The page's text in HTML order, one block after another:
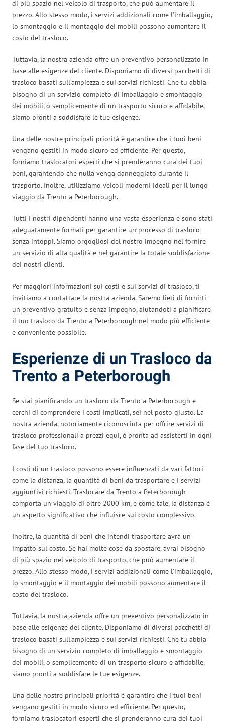
di più spazio nel veicolo di trasporto, che può aumentare il
prezzo. Allo stesso modo, i servizi addizionali come l’imballaggio,
lo smontaggio e il montaggio dei mobili possono aumentare il
costo del trasloco.
Tuttavia, la nostra azienda offre un preventivo personalizzato in
base alle esigenze del cliente. Disponiamo di diversi pacchetti di
trasloco basati sull’ampiezza e sui servizi richiesti. Che tu abbia
bisogno di un servizio completo di imballaggio e smontaggio
dei mobili, o semplicemente di un trasporto sicuro e affidabile,
siamo pronti a soddisfare le tue esigenze.
Una delle nostre principali priorità è garantire che i tuoi beni
vengano gestiti in modo sicuro ed efficiente. Per questo,
forniamo traslocatori esperti che si prenderanno cura dei tuoi
beni, garantendo che nulla venga danneggiato durante il
trasporto. Inoltre, utilizziamo veicoli moderni ideali per il lungo
viaggio da Trento a Peterborough.
Tutti i nostri dipendenti hanno una vasta esperienza e sono stati
adeguatamente formati per garantire un processo di trasloco
senza intoppi. Siamo orgogliosi del nostro impegno nel fornire
un servizio di alta qualità e nel garantire la totale soddisfazione
dei nostri clienti.
Per maggiori informazioni sui costi e sui servizi di trasloco, ti
invitiamo a contattare la nostra azienda. Saremo lieti di fornirti
un preventivo gratuito e senza impegno, aiutandoti a pianificare
il tuo trasloco da Trento a Peterborough nel modo più efficiente
e conveniente possibile.
Esperienze di un Trasloco da
Trento a Peterborough
Se stai pianificando un trasloco da Trento a Peterborough e
cerchi di comprendere i costi implicati, sei nel posto giusto. La
nostra azienda, notoriamente riconosciuta per offrire servizi di
trasloco professionali a prezzi equi, è pronta ad assisterti in ogni
fase del tuo trasloco.
I costi di un trasloco possono essere influenzati da vari fattori
come la distanza, la quantità di beni da trasportare e i servizi
aggiuntivi richiesti. Traslocare da Trento a Peterborough
comporta un viaggio di oltre 2000 km, e come tale, la distanza è
un aspetto significativo che influisce sul costo complessivo.
Inoltre, la quantità di beni che intendi trasportare avrà un
impatto sul costo. Se hai molte cose da spostare, avrai bisogno
di più spazio nel veicolo di trasporto, che può aumentare il
prezzo. Allo stesso modo, i servizi addizionali come l’imballaggio,
lo smontaggio e il montaggio dei mobili possono aumentare il
costo del trasloco.
Tuttavia, la nostra azienda offre un preventivo personalizzato in
base alle esigenze del cliente. Disponiamo di diversi pacchetti di
trasloco basati sull’ampiezza e sui servizi richiesti. Che tu abbia
bisogno di un servizio completo di imballaggio e smontaggio
dei mobili, o semplicemente di un trasporto sicuro e affidabile,
siamo pronti a soddisfare le tue esigenze.
Una delle nostre principali priorità è garantire che i tuoi beni
vengano gestiti in modo sicuro ed efficiente. Per questo,
forniamo traslocatori esperti che si prenderanno cura dei tuoi